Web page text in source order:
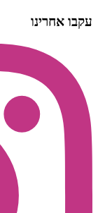
עקבו אחרינו